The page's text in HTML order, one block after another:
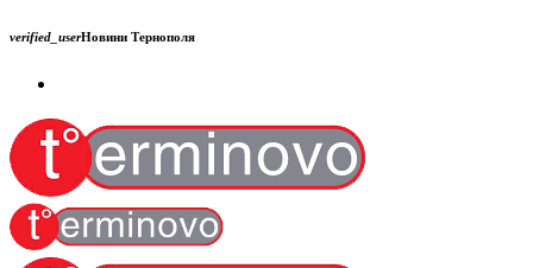
verified_userНовини Тернополя